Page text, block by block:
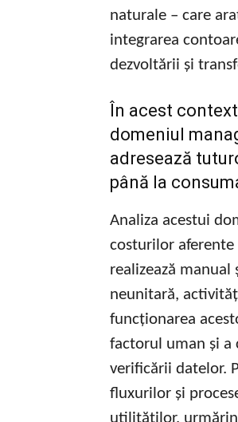
naturale – care
integrarea
dezvoltării și
În acest
domeniul
adresează
până la
Analiza acestui
costurilor
realizează
neunitară,
funcționarea
factorul uman și a
verificării datelor.
fluxurilor și
utilităților,